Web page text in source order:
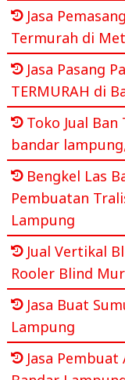
Jasa
Termurah di
Jasa Pasang
TERMURAH di
Toko Jual
bandar
Bengkel Las
Pembuatan
Lampung
Jual Vertikal
Rooler Blind
Jasa Buat
Lampung
Jasa